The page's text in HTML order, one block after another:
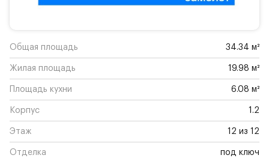
Общая площадь 34.34 м²
Жилая площадь 19.98 м²
Площадь кухни 6.08 м²
Корпус 1.2
Этаж 12 из 12
Отделка под ключ